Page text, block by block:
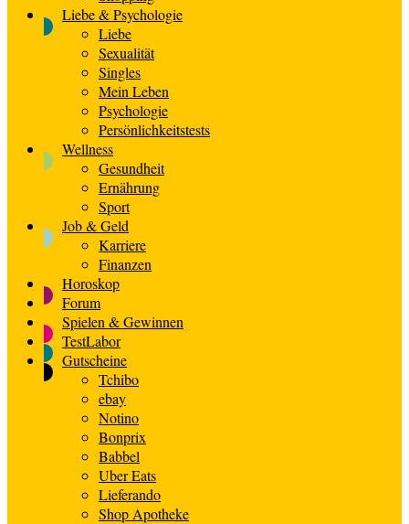
Liebe & Psychologie
Liebe
Sexualität
Singles
Mein Leben
Psychologie
Persönlichkeitstests
Wellness
Gesundheit
Ernährung
Sport
Job & Geld
Karriere
Finanzen
Horoskop
Forum
Spielen & Gewinnen
TestLabor
Gutscheine
Tchibo
ebay
Notino
Bonprix
Babbel
Uber Eats
Lieferando
Shop Apotheke